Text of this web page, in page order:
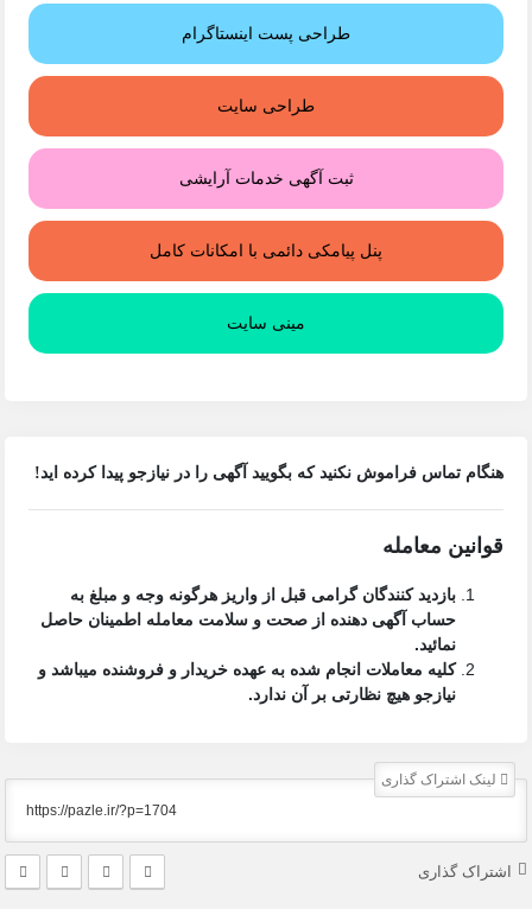
طراحی پست اینستاگرام
طراحی سایت
ثبت آگهی خدمات آرایشی
پنل پیامکی دائمی با امکانات کامل
مینی سایت
هنگام تماس فراموش نکنید که بگویید آگهی را درنیازجوپیدا کرده اید!
قوانین معامله
بازدید کنندگان گرامی قبل از واریز هرگونه وجه و مبلغ به
حساب آگهی دهنده از صحت و سلامت معامله اطمینان حاصل
نمائید.
کلیه معاملات انجام شده به عهده خریدار و فروشنده میباشد و
نیازجو هیچ نظارتی بر آن ندارد.
لینک اشتراک گذاری
اشتراک گذاری